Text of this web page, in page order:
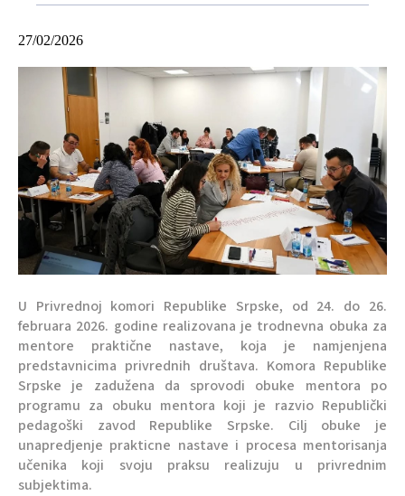
27/02/2026
U Privrednoj komori Republike Srpske, od 24. do 26.
februara 2026. godine realizovana je trodnevna obuka za
mentore praktične nastave, koja je namjenjena
predstavnicima privrednih društava. Komora Republike
Srpske je zadužena da sprovodi obuke mentora po
programu za obuku mentora koji je razvio Republički
pedagoški zavod Republike Srpske. Cilj obuke je
unapredjenje prakticne nastave i procesa mentorisanja
učenika koji svoju praksu realizuju u privrednim
subjektima.